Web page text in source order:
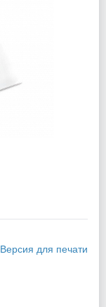
Версия для печати